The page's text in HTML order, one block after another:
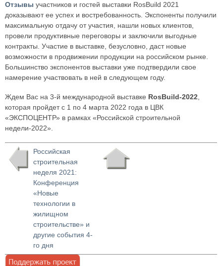
Отзывы участников и гостей выставки RosBuild 2021
доказывают ее успех и востребованность. Экспоненты получили
максимальную отдачу от участия, нашли новых клиентов,
провели продуктивные переговоры и заключили выгодные
контракты. Участие в выставке, безусловно, даст новые
возможности в продвижении продукции на российском рынке.
Большинство экспонентов выставки уже подтвердили свое
намерение участвовать в ней в следующем году.
Ждем Вас на 3-й международной выставке RosBuild-2022,
которая пройдет с 1 по 4 марта 2022 года в ЦВК
«ЭКСПОЦЕНТР» в рамках «Российской строительной
недели-2022».
Российская
строительная
неделя 2021:
Конференция
«Новые
технологии в
жилищном
строительстве» и
другие события 4-
го дня